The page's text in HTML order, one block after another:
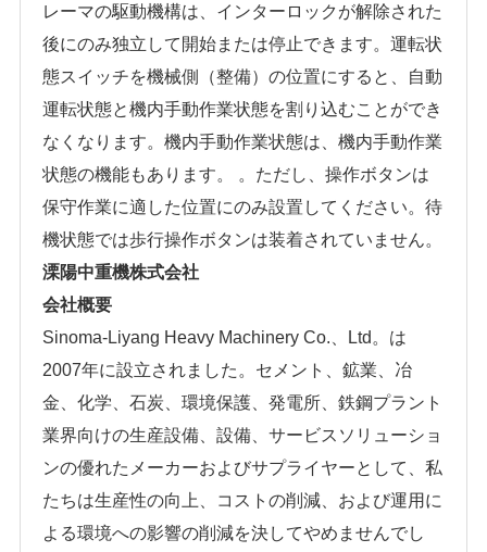
レーマの駆動機構は、インターロックが解除された
後にのみ独立して開始または停止できます。運転状
態スイッチを機械側（整備）の位置にすると、自動
運転状態と機内手動作業状態を割り込むことができ
なくなります。機内手動作業状態は、機内手動作業
状態の機能もあります。 。ただし、操作ボタンは
保守作業に適した位置にのみ設置してください。待
機状態では歩行操作ボタンは装着されていません。
溧陽中重機株式会社
会社概要
Sinoma-Liyang Heavy Machinery Co.、Ltd。は
2007年に設立されました。セメント、鉱業、冶
金、化学、石炭、環境保護、発電所、鉄鋼プラント
業界向けの生産設備、設備、サービスソリューショ
ンの優れたメーカーおよびサプライヤーとして、私
たちは生産性の向上、コストの削減、および運用に
よる環境への影響の削減を決してやめませんでし